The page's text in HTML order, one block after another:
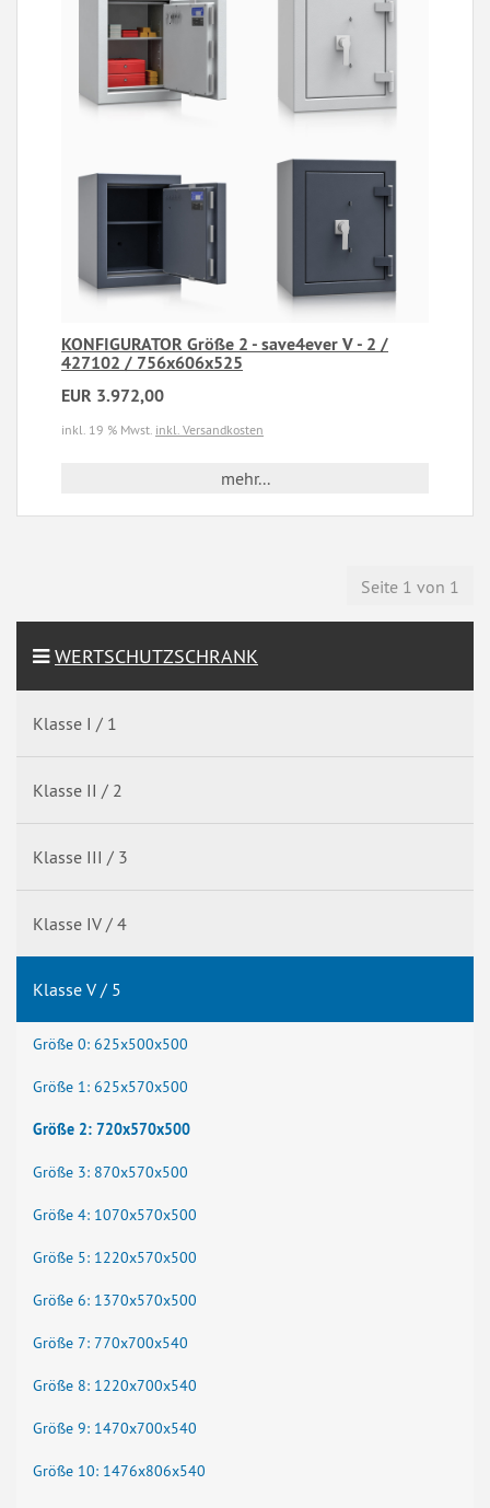
KONFIGURATOR Größe 2 - save4ever V - 2 /
427102 / 756x606x525
EUR 3.972,00
inkl. 19 % Mwst. inkl. Versandkosten
mehr...
Seite 1 von 1
WERTSCHUTZSCHRANK
Klasse I / 1
Klasse II / 2
Klasse III / 3
Klasse IV / 4
Klasse V / 5
Größe 0: 625x500x500
Größe 1: 625x570x500
Größe 2: 720x570x500
Größe 3: 870x570x500
Größe 4: 1070x570x500
Größe 5: 1220x570x500
Größe 6: 1370x570x500
Größe 7: 770x700x540
Größe 8: 1220x700x540
Größe 9: 1470x700x540
Größe 10: 1476x806x540